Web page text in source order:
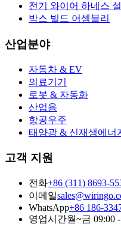
전기 와이어 하네스 설
박스 빌드 어셈블리
산업분야
자동차 & EV
의료기기
로봇 & 자동화
산업용
항공우주
태양광 & 신재생에너
고객 지원
전화+86 (311) 8693-
이메일
WhatsApp+86 186-
영업시간월~금 09:00